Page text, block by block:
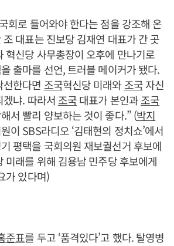
회로 들어와야 한다는 점을 강조해 온
대표는 진보당 김재연 대표가 간 곳
혁신당 사무총장이 오후에 만나기로
출마를 선언, 트러블 메이커가 됐다.
선한다면 조국혁신당 미래와 조국자신
냐. 따라서 조국대표가 본인과조국
서 빨리 양보하는 것이 좋다.” (박지
이 SBS라디오 ‘김태현의 정치쇼’에서
평택을 국회의원 재보궐선거 후보에
미래를 위해 김용남 민주당 후보에게
가 있다며)
준표를 두고 ‘품격있다’고 했다. 탈영병